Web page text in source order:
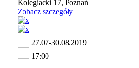
Kolegiacki 17, Poznań
Zobacz szczegóły
27.07-30.08.2019
17:00